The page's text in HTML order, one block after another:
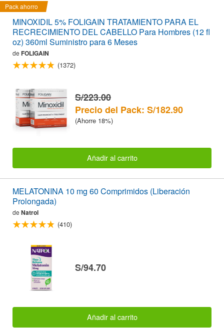
Pack ahorro
MINOXIDIL 5% FOLIGAIN TRATAMIENTO PARA EL
RECRECIMIENTO DEL CABELLO Para Hombres (12 fl
oz) 360ml Suministro para 6 Meses
de FOLIGAIN
(1372)
S/223.00
Precio del Pack: S/182.90
(Ahorre 18%)
Añadir al carrito
MELATONINA 10 mg 60 Comprimidos (Liberación
Prolongada)
de Natrol
(410)
S/94.70
Añadir al carrito